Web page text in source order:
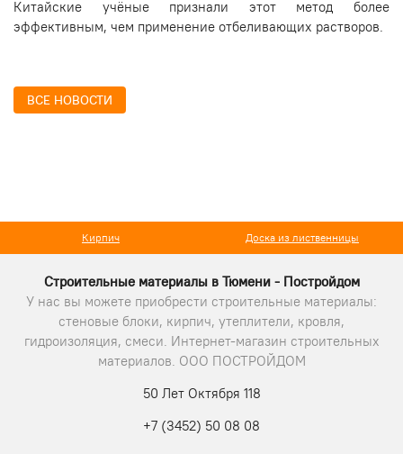
Китайские учёные признали этот метод более
эффективным, чем применение отбеливающих растворов.
ВСЕ НОВОСТИ
Доска из лиственницы Тротуарная плитка
Строительные материалы в Тюмени - Постройдом
У нас вы можете приобрести строительные материалы:
стеновые блоки, кирпич, утеплители, кровля,
гидроизоляция, смеси. Интернет-магазин строительных
материалов. ООО ПОСТРОЙДОМ
50 Лет Октября 118
+7 (3452) 50 08 08